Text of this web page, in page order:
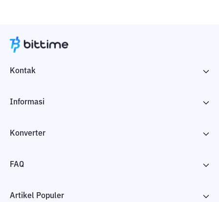
Kontak
Informasi
Konverter
FAQ
Artikel Populer